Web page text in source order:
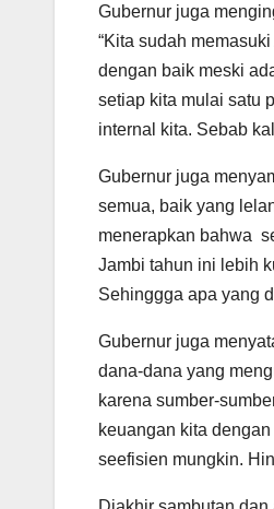
Gubernur juga
“Kita sudah
dengan baik meski
setiap kita mulai satu
internal kita. Sebab
Gubernur juga
semua, baik yang
menerapkan bahwa
Jambi tahun ini lebih
Sehinggga apa yang
Gubernur juga
dana-dana yang
karena sumber-
keuangan kita
seefisien mungkin.